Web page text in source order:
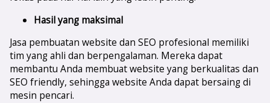
Hasil yang maksimal
Jasa pembuatan website dan SEO profesional memiliki
tim yang ahli dan berpengalaman. Mereka dapat
membantu Anda membuat website yang berkualitas dan
SEO friendly, sehingga website Anda dapat bersaing di
mesin pencari.